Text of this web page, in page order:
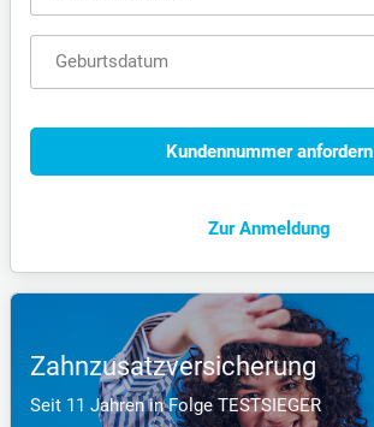
Geburtsdatum
Kundennummer anfordern
Zur Anmeldung
Zahnzusatzversicherung
Seit 11 Jahren in Folge TESTSIEGER